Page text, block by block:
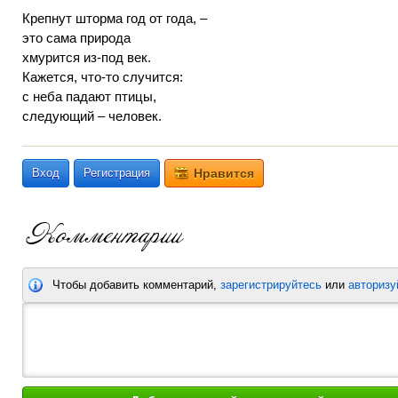
Крепнут шторма год от года, –
это сама природа
хмурится из-под век.
Кажется, что-то случится:
с неба падают птицы,
следующий – человек.
Вход Регистрация Нравится
Чтобы добавить комментарий, зарегистрируйтесь или